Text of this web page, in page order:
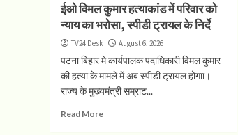
ईओ विमल कुमार हत्याकांड में परिवार को
न्याय का भरोसा, स्पीडी ट्रायल के निर्दे
TV24 Desk August 6, 2026
पटना बिहार मे कार्यपालक पदाधिकारी विमल कुमार
की हत्या के मामले में अब स्पीडी ट्रायल होगाा।
राज्य के मुख्यमंत्री सम्राट...
Read More